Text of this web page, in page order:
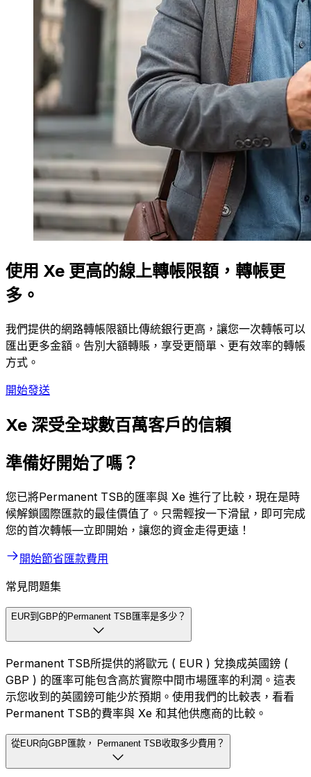
使用 Xe 更高的線上轉帳限額，轉帳更
多。
我們提供的網路轉帳限額比傳統銀行更高，讓您一次轉帳可以
匯出更多金額。告別大額轉賬，享受更簡單、更有效率的轉帳
方式。
開始發送
Xe 深受全球數百萬客戶的信賴
準備好開始了嗎？
您已將Permanent TSB的匯率與 Xe 進行了比較，現在是時
候解鎖國際匯款的最佳價值了。只需輕按一下滑鼠，即可完成
您的首次轉帳—立即開始，讓您的資金走得更遠！
開始節省匯款費用
常見問題集
EUR到GBP的Permanent TSB匯率是多少？
Permanent TSB所提供的將歐元 ( EUR ) 兌換成英國鎊 (
GBP ) 的匯率可能包含高於實際中間市場匯率的利潤。這表
示您收到的英國鎊可能少於預期。使用我們的比較表，看看
Permanent TSB的費率與 Xe 和其他供應商的比較。
從EUR向GBP匯款， Permanent TSB收取多少費用？